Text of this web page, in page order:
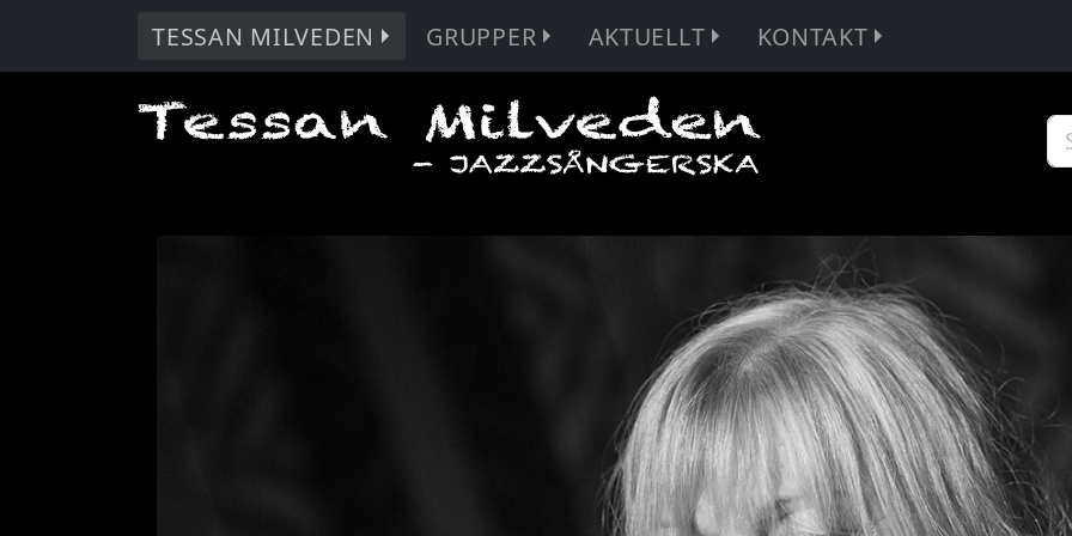
TESSAN MILVEDEN GRUPPER AKTUELLT KONTAKT